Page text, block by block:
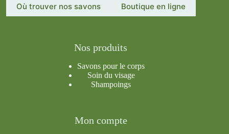
Où trouver nos savons Boutique en ligne
Nos produits
Savons pour le corps
Soin du visage
Shampoings
Mon compte